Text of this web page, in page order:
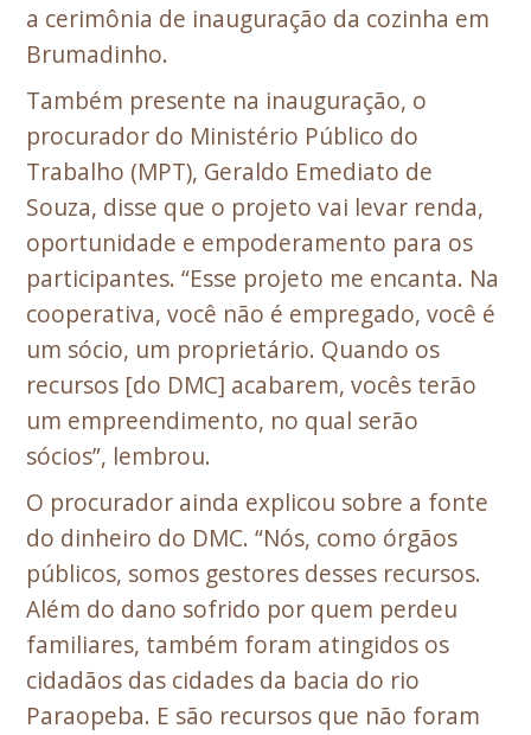
a cerimônia de inauguração da cozinha em
Brumadinho.
Também presente na inauguração, o
procurador do Ministério Público do
Trabalho (MPT), Geraldo Emediato de
Souza, disse que o projeto vai levar renda,
oportunidade e empoderamento para os
participantes. “Esse projeto me encanta. Na
cooperativa, você não é empregado, você é
um sócio, um proprietário. Quando os
recursos [do DMC] acabarem, vocês terão
um empreendimento, no qual serão
sócios”, lembrou.
O procurador ainda explicou sobre a fonte
do dinheiro do DMC. “Nós, como órgãos
públicos, somos gestores desses recursos.
Além do dano sofrido por quem perdeu
familiares, também foram atingidos os
cidadãos das cidades da bacia do rio
Paraopeba. E são recursos que não foram